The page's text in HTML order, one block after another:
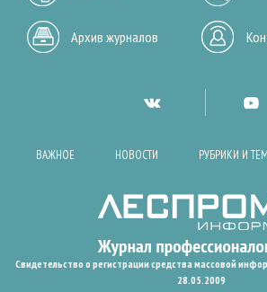
Архив журналов
ВАЖНОЕ НОВОСТИ РУБРИКИ И
Свидетельство о регистрации средства массовой
28.05.2009